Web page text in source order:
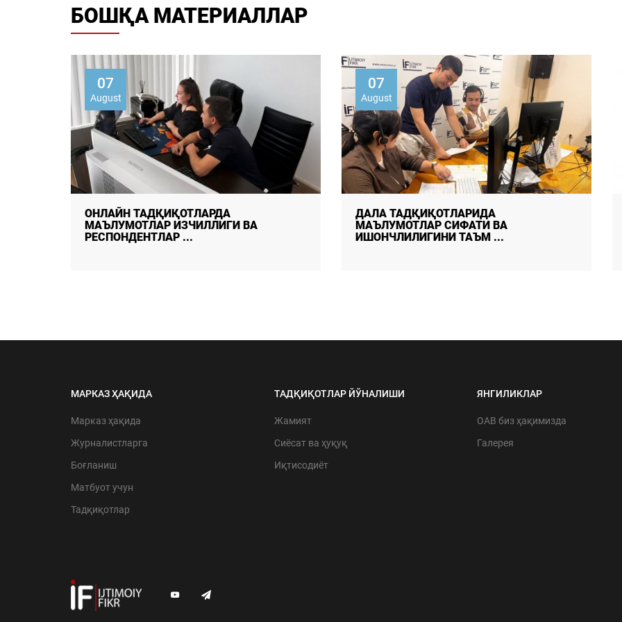
БОШҚА МАТЕРИАЛЛАР
07
August
ДАЛА ТАДҚИҚОТЛАРИДА
МАЪЛУМОТЛАР СИФАТИ ВА
ИШОНЧЛИЛИГИНИ ТАЪМ ...
05
August
ФУҚАРОЛАРНИНГ АХБОРОТ
МАНБАЛАРИГА ОИД АФЗАЛЛИКЛАРИ:
ЁШЛАР ИЖ ...
МАРКАЗ ҲАҚИДА
Марказ ҳақида
Журналистларга
Боғланиш
Матбуот учун
Тадқиқотлар
ТАДҚИҚОТЛАР ЙЎНАЛИШИ
Жамият
Сиёсат ва ҳуқуқ
Иқтисодиёт
ЯНГИЛИКЛАР
ОАВ биз ҳақимизда
Галерея